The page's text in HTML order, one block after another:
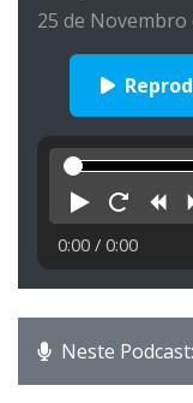
25 de Novembro
0:00 / 0:00
Neste Podcast: